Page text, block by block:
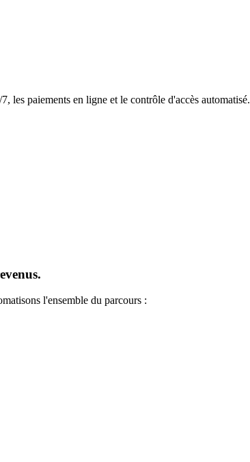
les paiements en ligne et le contrôle d'accès automatisé.
l'ensemble du parcours :